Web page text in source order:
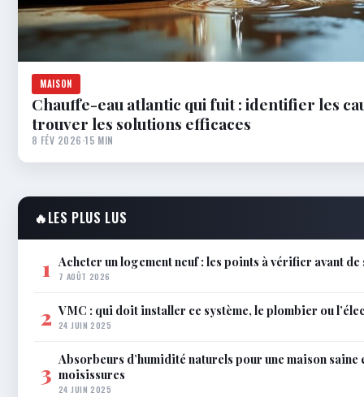
MAISON
Chauffe-eau atlantic qui fuit : identifier les
trouver les solutions efficaces
8 FÉV 2026·15 MIN
🔥LES PLUS LUS
1 Acheter un logement neuf : les points à vérifier avant de
7 AOÛT 2026
2 VMC : qui doit installer ce système, le plombier ou
24 JUIN 2025
3 Absorbeurs d’humidité naturels pour une maison saine
moisissures
24 JUIN 2025